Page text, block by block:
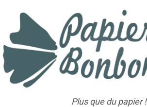
Plus que du papier !